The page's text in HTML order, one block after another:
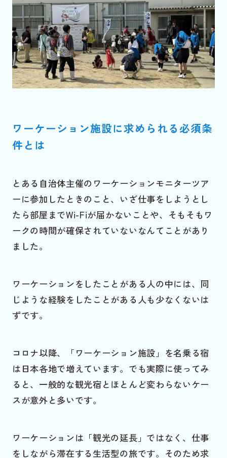
ワーケーション施設に求められる必須条
件とは
とある自治体主催のワーケーションモニターツア
ーに参加したときのこと、いざ仕事をしようとし
たら部屋までWi-Fiが届かないことや、そもそもワ
ークの時間が確保されていないなんてことがあり
ました。
ワーケーションをしたことがある人の中には、同
じような経験をしたことがある人も少なくないは
ずです。
コロナ以降、「ワーケーション施設」を名乗る宿
は日本各地で増えています。でも実際に使ってみ
ると、一般的な観光宿とほとんど変わらないケー
スが意外と多いです。
ワーケーションは「観光の延長」ではなく、仕事
をしながら滞在する生活型の旅です。そのため求